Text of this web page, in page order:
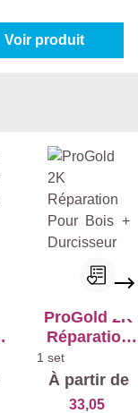
Voir produit
ProGold 2K
Réparation
Pour Bois +
Durcisseur
1 set
À partir de
33,05